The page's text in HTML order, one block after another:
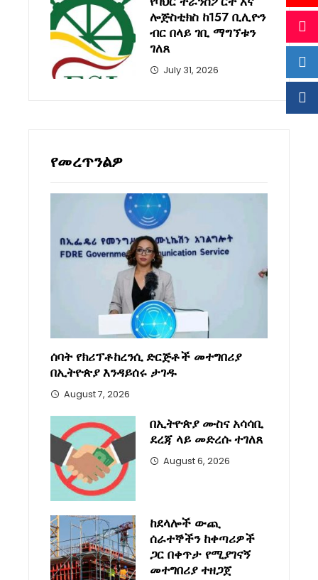
ሎጅስቲክስ ከ157 ቢሊዮን
ብር በላይ ገቢ ማግኘቱን
ገለጸ
July 31, 2026
የመረጥንልዎ
ሰባት የክሪፕቶከረንሲ ድርጅቶች መተግበሪያ
በኢትዮጵያ እንዳይሰሩ ታገዱ
August 7, 2026
በኢትዮጵያ ሙስና አሳሳቢ
ደረጃ ላይ መድረሱ ተገለጸ
August 6, 2026
ከደላሎች ውጪ
ሰራተኞችን ከቀጣሪዎች
ጋር በቀጥታ የሚያገናኝ
መተግበሪያ ተዘጋጀ